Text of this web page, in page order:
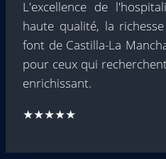
L'excellence de
haute qualité, la
font de Castilla-La
pour ceux qui
enrichissant.
★★★★★